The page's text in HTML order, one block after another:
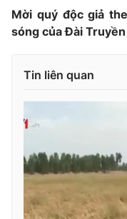
Giải sao mai
Chất lượng cuộc
Tuyển sinh
Công nghệ
Thị trường
Giao lưu trực tuyến
Chuyên mục khác
Emagazine
Mời quý độc giả
sóng của Đài
Tin liên quan